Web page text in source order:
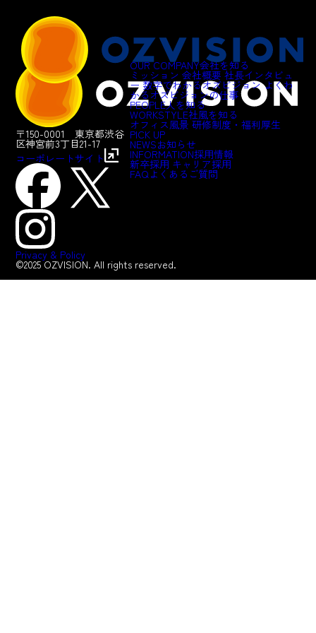
〒150-0001 東京都渋谷
区神宮前3丁目21-17
コーポレートサイト
Privacy & Policy
OUR COMPANY会社を知る
ミッション 会社概要 社長インタビュ
ー 数字でわかるオズビジョン よくわ
かるオズビジョンの仕事
PEOPLE人を知る
WORKSTYLE社風を知る
オフィス風景 研修制度・福利厚生
PICK UP
NEWSお知らせ
INFORMATION採用情報
新卒採用 キャリア採用
FAQよくあるご質問
©2025 OZVISION. All rights reserved.